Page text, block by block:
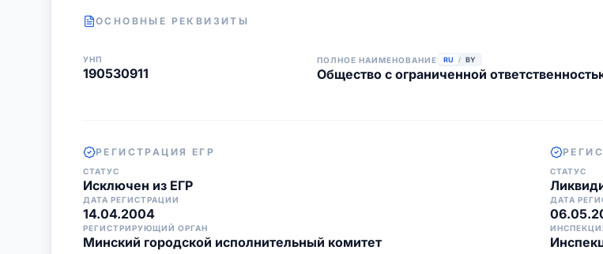
ОСНОВНЫЕ РЕКВИЗИТЫ
УНП
190530911
ПОЛНОЕ НАИМЕНОВАНИЕ RU / BY
Общество с ограниченной
РЕГИСТРАЦИЯ ЕГР
СТАТУС
Исключен из ЕГР
ДАТА РЕГИСТРАЦИИ
14.04.2004
РЕГИСТРИРУЮЩИЙ ОРГАН
Минский городской исполнительный комитет
СТАТУС
ДАТА